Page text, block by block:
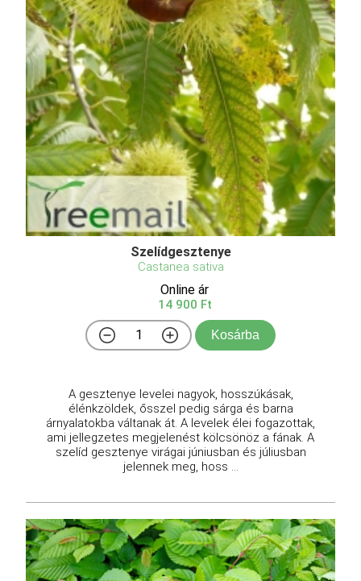
Szelídgesztenye
Castanea sativa
Online ár
14 900 Ft
Kosárba
A gesztenye levelei nagyok, hosszúkásak,
élénkzöldek, ősszel pedig sárga és barna
árnyalatokba váltanak át. A levelek élei fogazottak,
ami jellegzetes megjelenést kölcsönöz a fának. A
szelíd gesztenye virágai júniusban és júliusban
jelennek meg, hoss ...